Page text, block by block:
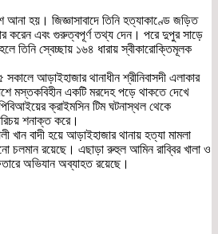
হয়। জিজ্ঞাসাবাদে তিনি হত্যাকাণ্ডে জড়িত
করেন এবং গুরুত্বপূর্ণ তথ্য দেন। পরে দুপুর সাড়ে
তিনি স্বেচ্ছায় ১৬৪ ধারায় স্বীকারোক্তিমূলক
আড়াইহাজার থানাধীন শ্রীনিবাসদী এলাকার
মস্তকবিহীন একটি মরদেহ পড়ে থাকতে দেখে
ক্রাইমসিন টিম ঘটনাস্থল থেকে
শনাক্ত করে।
খান বাদী হয়ে আড়াইহাজার থানায় হত্যা মামলা
চলমান রয়েছে। এছাড়া রুহুল আমিন রাব্বির খালা ও
অভিযান অব্যাহত রয়েছে।